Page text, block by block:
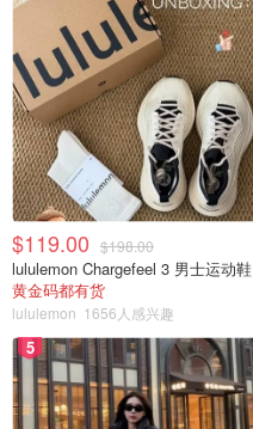
$119.00 $198.00
lululemon Chargefeel 3 男士运动鞋
黄金码都有货
lululemon 1656人感兴趣
5